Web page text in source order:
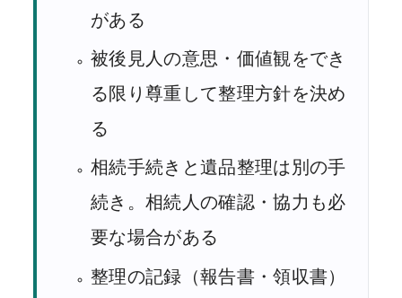
がある
被後見人の意思・価値観をでき
る限り尊重して整理方針を決め
る
相続手続きと遺品整理は別の手
続き。相続人の確認・協力も必
要な場合がある
整理の記録（報告書・領収書）